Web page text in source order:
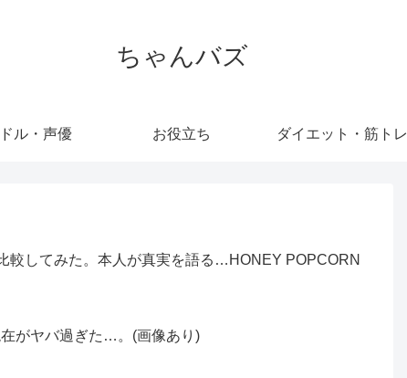
ちゃんバズ
ル・声優 お役立ち ダイエット・筋トレ
較してみた。本人が真実を語る…HONEY POPCORN
がヤバ過ぎた…。(画像あり)